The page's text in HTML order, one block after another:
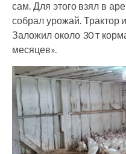
сам. Для этого взял в
собрал урожай. Трактор
Заложил около 30 т
месяцев».